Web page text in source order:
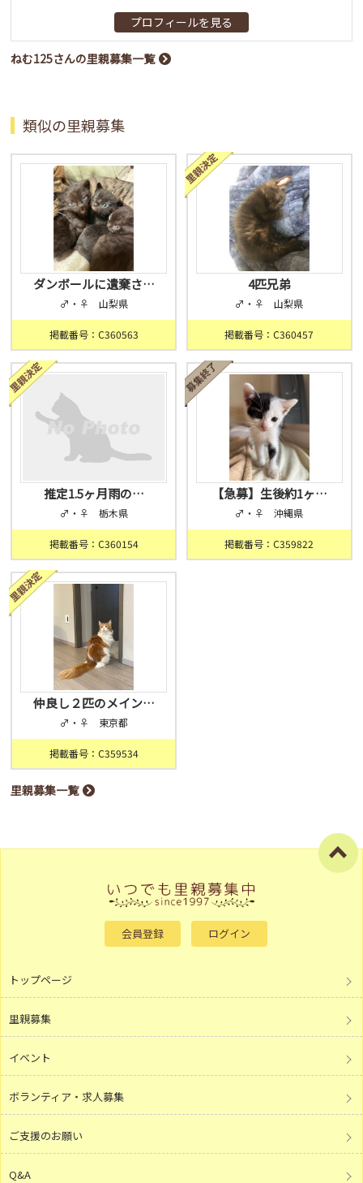
プロフィールを見る
ねむ125さんの里親募集一覧
類似の里親募集
ダンボールに遺棄さ…
♂・♀ 山梨県
掲載番号：C360563
4匹兄弟
♂・♀ 山梨県
掲載番号：C360457
推定1.5ヶ月雨の…
♂・♀ 栃木県
掲載番号：C360154
【急募】生後約1ヶ…
♂・♀ 沖縄県
掲載番号：C359822
仲良し２匹のメイン…
♂・♀ 東京都
掲載番号：C359534
里親募集一覧
会員登録 ログイン
トップページ
里親募集
イベント
ボランティア・求人募集
ご支援のお願い
Q&A